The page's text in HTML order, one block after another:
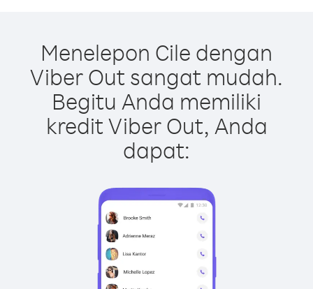
Menelepon Cile dengan
Viber Out sangat mudah.
Begitu Anda memiliki
kredit Viber Out, Anda
dapat: